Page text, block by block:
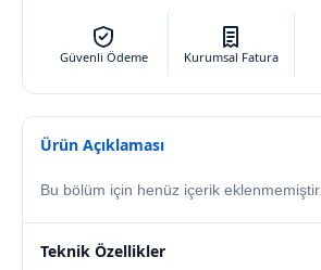
Güvenli Ödeme Kurumsal Fatura
Ürün Açıklaması
Bu bölüm için henüz içerik eklenmemiştir.
Teknik Özellikler